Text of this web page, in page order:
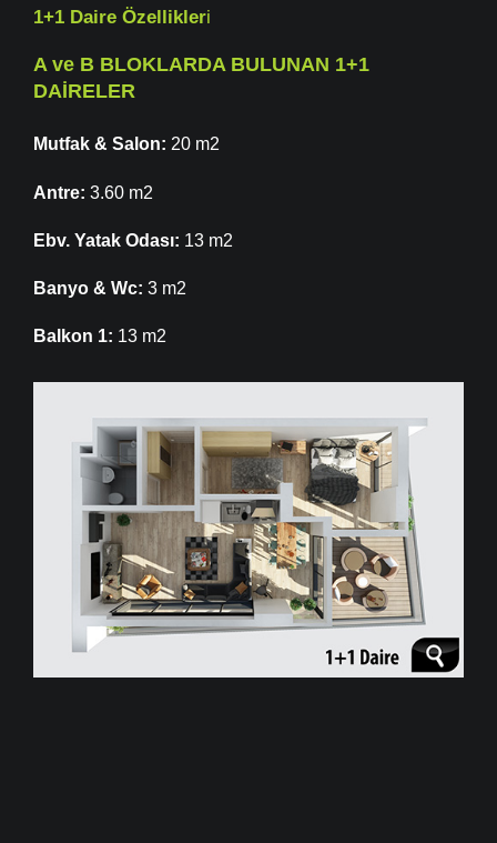
1+1 Daire Özellikleri
A ve B BLOKLARDA BULUNAN 1+1
DAİRELER
Mutfak & Salon: 20 m2
Antre: 3.60 m2
Ebv. Yatak Odası: 13 m2
Banyo & Wc: 3 m2
Balkon 1: 13 m2